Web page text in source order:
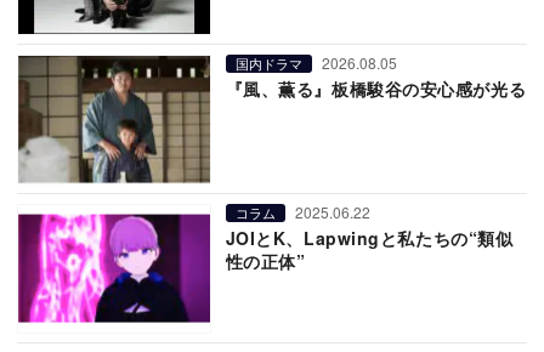
国内ドラマ 2026.08.05
『風、薫る』板橋駿谷の安心感が光る
コラム 2025.06.22
JOIとK、Lapwingと私たちの“類似
性の正体”